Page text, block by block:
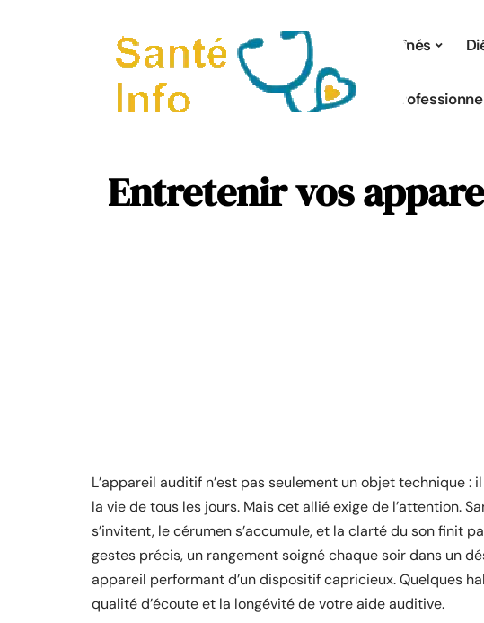
Aînés
Entretenir vos
L’appareil auditif n’est pas seulement un objet technique
la vie de tous les jours. Mais cet allié exige de l’attention.
s’invitent, le cérumen s’accumule, et la clarté du son finit
gestes précis, un rangement soigné chaque soir dans un
appareil performant d’un dispositif capricieux. Quelques
qualité d’écoute et la longévité de votre aide auditive.